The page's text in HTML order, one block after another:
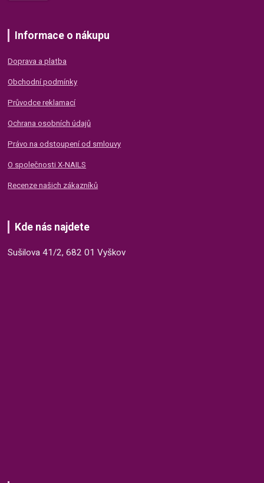
Informace o nákupu
Doprava a platba
Obchodní podmínky
Průvodce reklamací
Ochrana osobních údajů
Právo na odstoupení od smlouvy
O společnosti X-NAILS
Recenze našich zákazníků
Kde nás najdete
Sušilova 41/2, 682 01 Vyškov